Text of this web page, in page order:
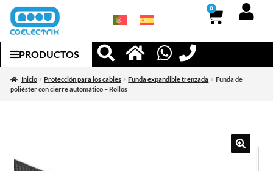
0
PRODUCTOS
Inicio Protección para los cables Funda expandible trenzada
Funda de
poliéster con cierre automático – Rollos